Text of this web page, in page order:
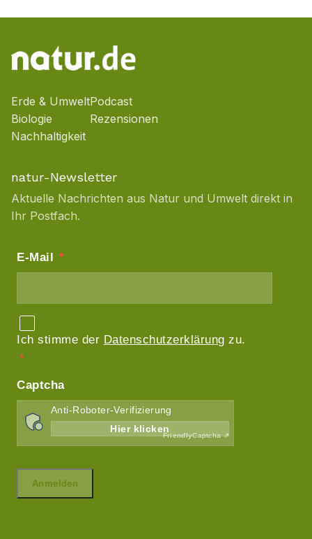
Erde & Umwelt
Biologie
Nachhaltigkeit
Podcast
Rezensionen
natur-Newsletter
Aktuelle Nachrichten aus Natur und Umwelt direkt in
Ihr Postfach.